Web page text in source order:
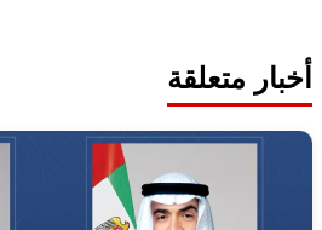
أخبار متعلقة